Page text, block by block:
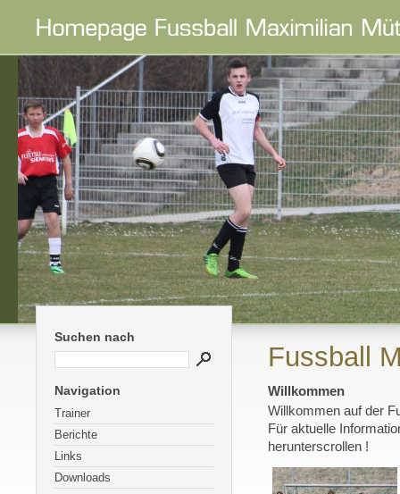
Suchen nach
Navigation
Trainer
Berichte
Links
Downloads
Fussball
Willkommen
Willkommen auf der
Für aktuelle
herunterscrollen !